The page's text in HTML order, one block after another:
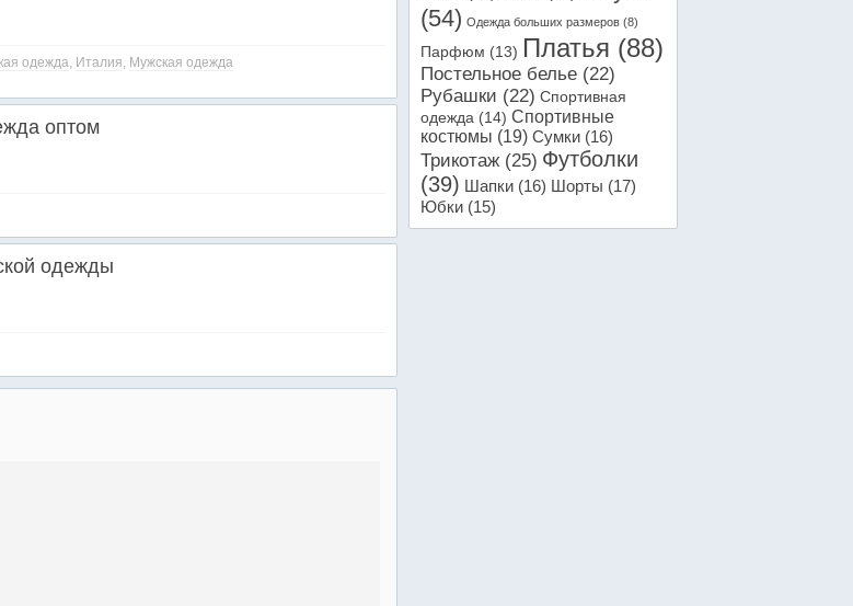
одежда, Италия, Мужская одежда
оптом
одежды
(54) Одежда больших размеров (8)
Парфюм (13) Платья (88)
Постельное белье (22)
Рубашки (22) Спортивная
одежда (14) Спортивные
костюмы (19) Сумки (16)
Трикотаж (25) Футболки
(39) Шапки (16) Шорты (17)
Юбки (15)